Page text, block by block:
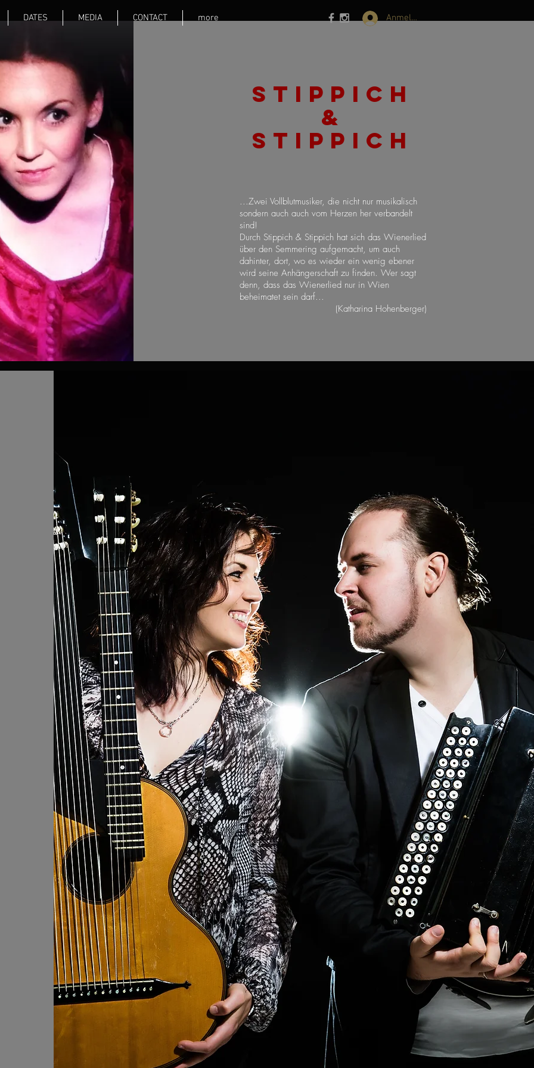
DATES MEDIA CONTACT more Anmelden
Stippich
&
Stippich
...Zwei Vollblutmusiker, die nicht nur musikalisch
sondern auch auch vom Herzen her verbandelt
sind!
Durch Stippich & Stippich hat sich das Wienerlied
über den Semmering aufgemacht, um auch
dahinter, dort, wo es wieder ein wenig ebener
wird seine Anhängerschaft zu finden. Wer sagt
denn, dass das Wienerlied nur in Wien
beheimatet sein darf...
(Katharina Hohenberger)